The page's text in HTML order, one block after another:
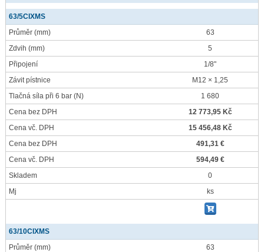
63/5CIXMS
Průměr (mm)
63
Zdvih (mm)
5
Připojení
1/8"
Závit pístnice
M12 × 1,25
Tlačná síla při 6 bar (N)
1 680
Cena bez DPH
12 773,95 Kč
Cena vč. DPH
15 456,48 Kč
Cena bez DPH
491,31 €
Cena vč. DPH
594,49 €
Skladem
0
Mj
ks
63/10CIXMS
Průměr (mm)
63